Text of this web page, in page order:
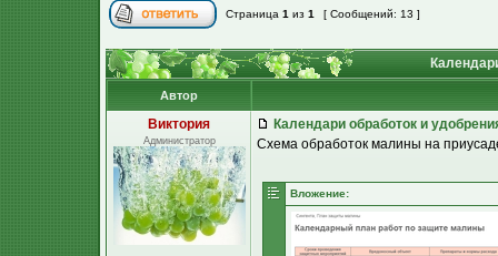
Страница 1 из 1 [ Сообщений: 13 ]
Автор
Виктория
Администратор
Календари обработок и
Схема обработок малины на
Вложение: